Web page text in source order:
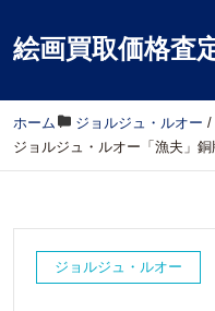
絵画買取価格査
ホーム / ジョルジュ・ルオー /
ジョルジュ・ルオー「漁夫」
ジョルジュ・ルオー